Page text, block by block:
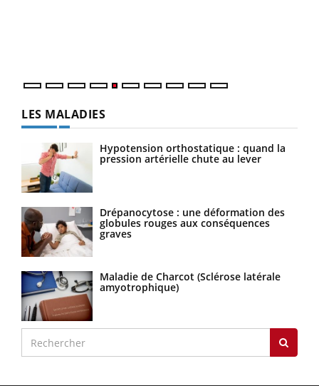
LES MALADIES
Hypotension orthostatique : quand la
pression artérielle chute au lever
Drépanocytose : une déformation des
globules rouges aux conséquences
graves
Maladie de Charcot (Sclérose latérale
amyotrophique)